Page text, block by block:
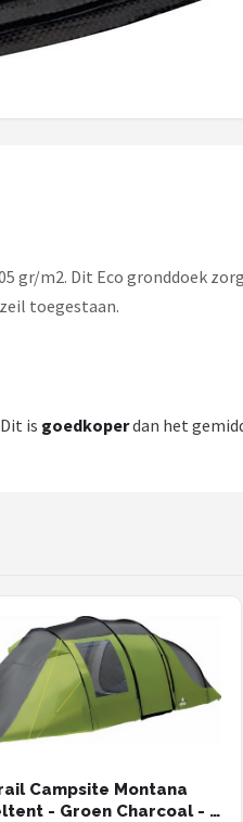
m2. Dit Eco gronddoek
toegestaan.
is goedkoperdan het
Campsite Montana
- Groen Charcoal - 4